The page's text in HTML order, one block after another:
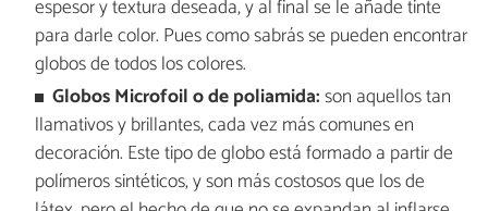
espesor y textura deseada, y al final se le añade tinte
para darle color. Pues como sabrás se pueden encontrar
globos de todos los colores.
Globos Microfoil o de poliamida:son aquellos tan
llamativos y brillantes, cada vez más comunes en
decoración. Este tipo de globo está formado a partir de
polímeros sintéticos, y son más costosos que los de